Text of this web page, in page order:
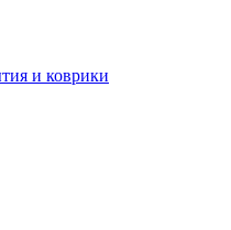
и коврики